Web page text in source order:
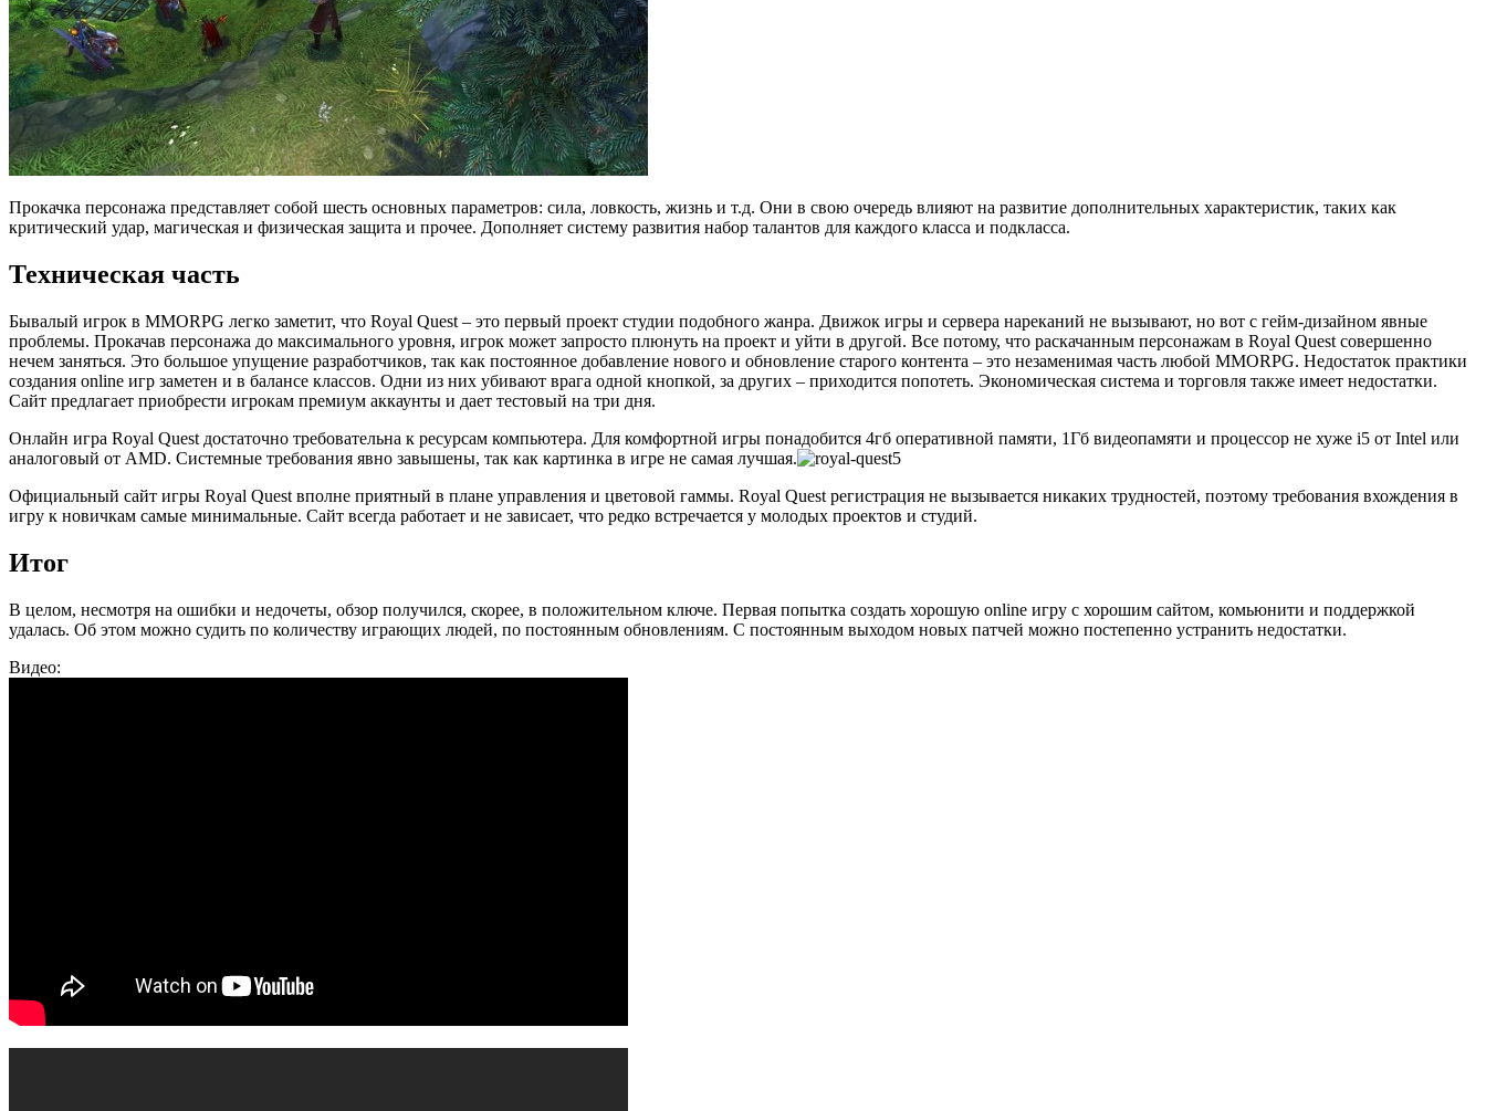
Прокачка персонажа представляет собой шесть основных параметров: сила, ловкость, жизнь и т.д. Они в свою очередь влияют на развитие дополнительных характеристик, таких как
критический удар, магическая и физическая защита и прочее. Дополняет систему развития набор талантов для каждого класса и подкласса.
Техническая часть
Бывалый игрок в MMORPG легко заметит, что Royal Quest – это первый проект студии подобного жанра. Движок игры и сервера нареканий не вызывают, но вот с гейм-дизайном явные
проблемы. Прокачав персонажа до максимального уровня, игрок может запросто плюнуть на проект и уйти в другой. Все потому, что раскачанным персонажам в Royal Quest совершенно
нечем заняться. Это большое упущение разработчиков, так как постоянное добавление нового и обновление старого контента – это незаменимая часть любой MMORPG. Недостаток практики
создания online игр заметен и в балансе классов. Одни из них убивают врага одной кнопкой, за других – приходится попотеть. Экономическая система и торговля также имеет недостатки.
Сайт предлагает приобрести игрокам премиум аккаунты и дает тестовый на три дня.
Онлайн игра Royal Quest достаточно требовательна к ресурсам компьютера. Для комфортной игры понадобится 4гб оперативной памяти, 1Гб видеопамяти и процессор не хуже i5 от Intel или
аналоговый от AMD. Системные требования явно завышены, так как картинка в игре не самая лучшая.
Официальный сайт игры Royal Quest вполне приятный в плане управления и цветовой гаммы. Royal Quest регистрация не вызывается никаких трудностей, поэтому требования вхождения в
игру к новичкам самые минимальные. Сайт всегда работает и не зависает, что редко встречается у молодых проектов и студий.
Итог
В целом, несмотря на ошибки и недочеты, обзор получился, скорее, в положительном ключе. Первая попытка создать хорошую online игру с хорошим сайтом, комьюнити и поддержкой
удалась. Об этом можно судить по количеству играющих людей, по постоянным обновлениям. С постоянным выходом новых патчей можно постепенно устранить недостатки.
Видео: